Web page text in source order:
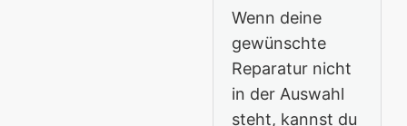
Wenn deine
gewünschte
Reparatur nicht
in der Auswahl
steht, kannst du